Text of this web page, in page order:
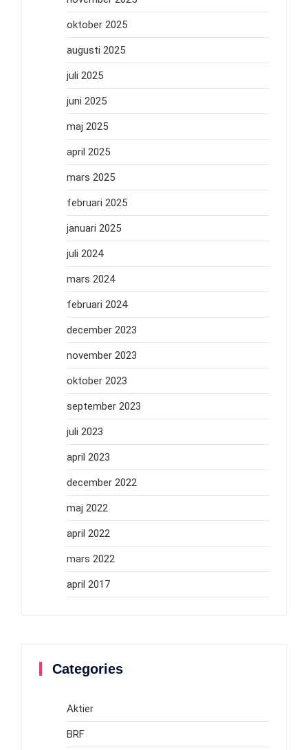
oktober 2025
augusti 2025
juli 2025
juni 2025
maj 2025
april 2025
mars 2025
februari 2025
januari 2025
juli 2024
mars 2024
februari 2024
december 2023
november 2023
oktober 2023
september 2023
juli 2023
april 2023
december 2022
maj 2022
april 2022
mars 2022
april 2017
Categories
Aktier
BRF